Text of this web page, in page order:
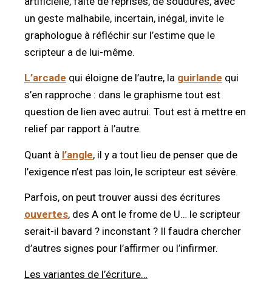
un geste malhabile, incertain, inégal, invite le
graphologue à réfléchir sur l’estime que le
scripteur a de lui-même.
L’arcade qui éloigne de l’autre, la guirlande qui
s’en rapproche : dans le graphisme tout est
question de lien avec autrui. Tout est à mettre en
relief par rapport à l’autre.
Quant à l’angle, il y a tout lieu de penser que de
l’exigence n’est pas loin, le scripteur est sévère.
Parfois, on peut trouver aussi des écritures
ouvertes, des A ont le frome de U… le scripteur
serait-il bavard ? inconstant ? Il faudra chercher
d’autres signes pour l’affirmer ou l’infirmer.
Les variantes de l’écriture…